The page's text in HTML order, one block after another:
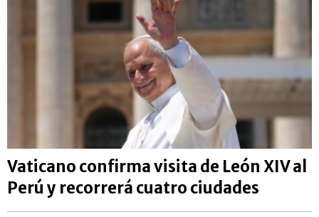
Vaticano confirma visita de León XIV al
Perú y recorrerá cuatro ciudades